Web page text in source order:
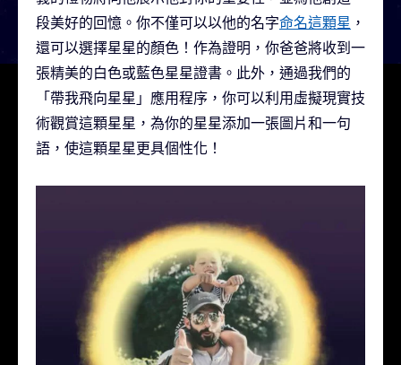
段美好的回憶。你不僅可以以他的名字命名這顆星 ，
還可以選擇星星的顏色！作為證明，你爸爸將收到一
張精美的白色或藍色星星證書。此外，通過我們的
「帶我飛向星星」應用程序，你可以利用虛擬現實技
術觀賞這顆星星，為你的星星添加一張圖片和一句
語，使這顆星星更具個性化！